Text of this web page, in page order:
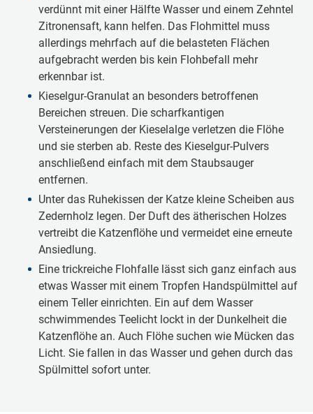
verdünnt mit einer Hälfte Wasser und einem Zehntel
Zitronensaft, kann helfen. Das Flohmittel muss
allerdings mehrfach auf die belasteten Flächen
aufgebracht werden bis kein Flohbefall mehr
erkennbar ist.
Kieselgur-Granulat an besonders betroffenen
Bereichen streuen. Die scharfkantigen
Versteinerungen der Kieselalge verletzen die Flöhe
und sie sterben ab. Reste des Kieselgur-Pulvers
anschließend einfach mit dem Staubsauger
entfernen.
Unter das Ruhekissen der Katze kleine Scheiben aus
Zedernholz legen. Der Duft des ätherischen Holzes
vertreibt die Katzenflöhe und vermeidet eine erneute
Ansiedlung.
Eine trickreiche Flohfalle lässt sich ganz einfach aus
etwas Wasser mit einem Tropfen Handspülmittel auf
einem Teller einrichten. Ein auf dem Wasser
schwimmendes Teelicht lockt in der Dunkelheit die
Katzenflöhe an. Auch Flöhe suchen wie Mücken das
Licht. Sie fallen in das Wasser und gehen durch das
Spülmittel sofort unter.